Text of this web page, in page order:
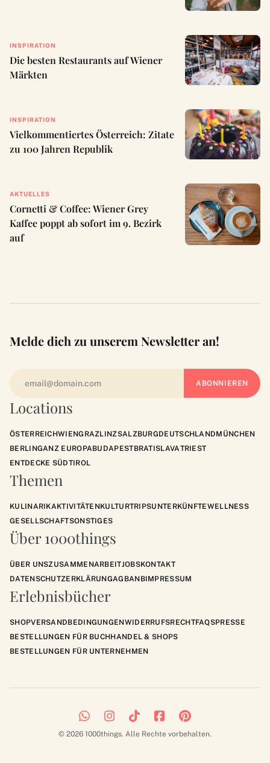
INSPIRATION
Die besten Restaurants auf Wiener
Märkten
INSPIRATION
Vielkommentiertes Österreich: Zitate
zu 100 Jahren Republik
AKTUELLES
Cornetti & Coffee: Wiener Grey
Kaffee poppt ab sofort im 9. Bezirk
auf
Locations
ÖSTERREICHWIENGRAZLINZSALZBURGDEUTSCHLANDMÜNCHEN
BERLINGANZ EUROPABUDAPESTBRATISLAVATRIEST
ENTDECKE SÜDTIROL
Themen
KULINARIKAKTIVITÄTENKULTURTRIPSUNTERKÜNFTEWELLNESS
GESELLSCHAFTSONSTIGES
Über 1000things
ÜBER UNSZUSAMMENARBEITJOBSKONTAKT
DATENSCHUTZERKLÄRUNGAGBANBIMPRESSUM
Erlebnisbücher
SHOPVERSANDBEDINGUNGENWIDERRUFSRECHTFAQSPRESSE
BESTELLUNGEN FÜR BUCHHANDEL & SHOPS
BESTELLUNGEN FÜR UNTERNEHMEN
Melde dich zu unserem Newsletter an!
© 2026 1000things. Alle Rechte vorbehalten.